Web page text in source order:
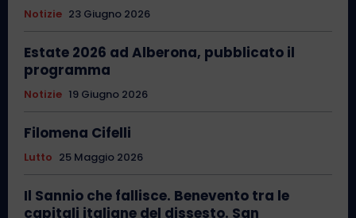
Notizie 23 Giugno 2026
Estate 2026 ad Alberona, pubblicato il
programma
Notizie 19 Giugno 2026
Filomena Cifelli
Lutto 25 Maggio 2026
Il Sannio che fallisce. Benevento tra le
capitali italiane del dissesto. San